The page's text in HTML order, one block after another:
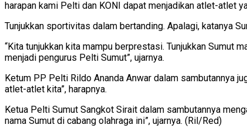
harapan kami Pelti dan KONI dapat menjadikan atlet-atlet
Tunjukkan sportivitas dalam bertanding. Apalagi, katanya
“Kita tunjukkan kita mampu berprestasi. Tunjukkan Sumut
menjadi pengurus Pelti Sumut”, ujarnya.
Ketum PP Pelti Rildo Ananda Anwar dalam sambutannya
atlet-atlet kita”, harapnya.
Ketua Pelti Sumut Sangkot Sirait dalam sambutannya
nama Sumut di cabang olahraga ini”, ujarnya. (Ril/Red)